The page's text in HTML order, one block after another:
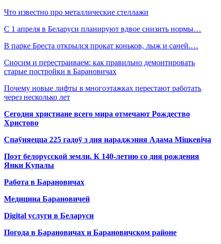
Что известно про металлические стеллажи
С 1 апреля в Беларуси планируют вдвое снизить нормы…
В парке Бреста открылся прокат коньков, лыж и саней.…
Сносим и перестраиваем: как правильно демонтировать
старые постройки в Барановичах
Почему новые лифты в многоэтажках перестают работать
через несколько лет
Сегодня христиане всего мира отмечают Рождество
Христово
Спаўняецца 225 гадоў з дня нараджэння Адама Міцкевіча
Поэт белорусской земли. К 140-летию со дня рождения
Янки Купалы
Работа в Барановичах
Медицина Барановичей
Digital услуги в Беларуси
Погода в Барановичах и Барановичском районе